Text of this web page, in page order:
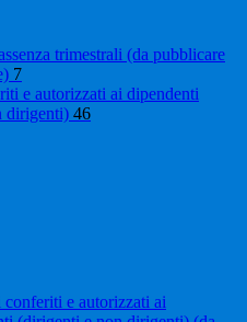
trimestrali (da pubblicare
7
e autorizzati ai dipendenti
dirigenti) 46
e autorizzati ai